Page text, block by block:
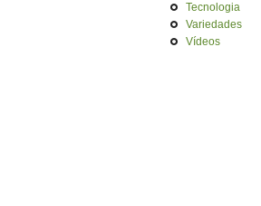
Tecnologia
Variedades
Vídeos